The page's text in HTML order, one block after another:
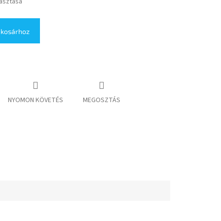
NYOMON KÖVETÉS MEGOSZTÁS